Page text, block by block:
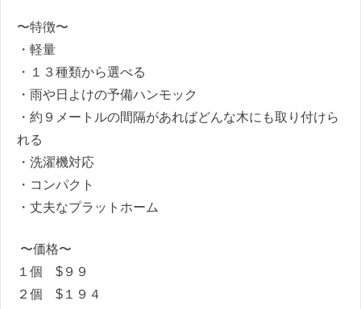
〜特徴〜
・軽量
・１３種類から選べる
・雨や日よけの予備ハンモック
・約９メートルの間隔があればどんな木にも取り付けら
れる
・洗濯機対応
・コンパクト
・丈夫なプラットホーム
〜価格〜
１個 $ ９９
２個 $ １９４